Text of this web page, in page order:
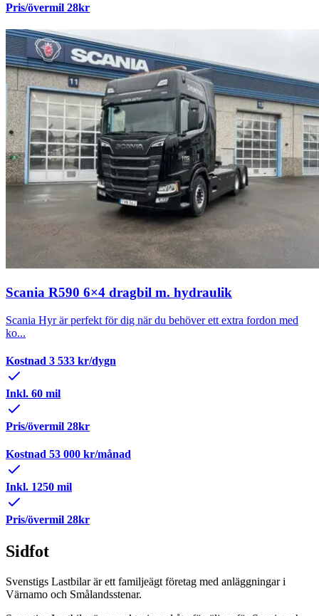
Pris/övermil 28kr
Scania R590 6×4 dragbil m. hydraulik
Scania Hyr är perfekt för dig när du behöver ett extra fordon med
ko...
Kostnad 3 533 kr/dygn
Inkl. 60 mil
Pris/övermil 28kr
Kostnad 53 000 kr/månad
Inkl. 1250 mil
Pris/övermil 28kr
Sidfot
Svenstigs Lastbilar är ett familjeägt företag med anläggningar i
Värnamo och Smålandsstenar.